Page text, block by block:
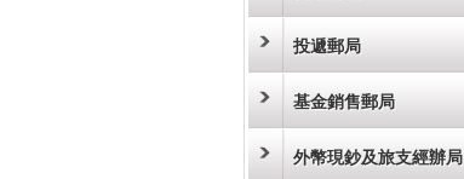
投遞郵局
基金銷售郵局
外幣現鈔及旅支經辦局